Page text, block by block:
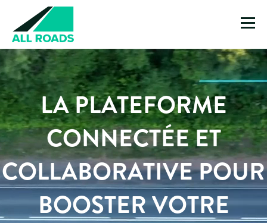
LA PLATEFORME
CONNECTÉE ET
COLLABORATIVE POUR
BOOSTER VOTRE